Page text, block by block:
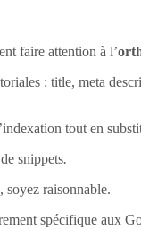
faire attention à l’
: title, meta
tout en
snippets.
soyez raisonnable.
spécifique aux